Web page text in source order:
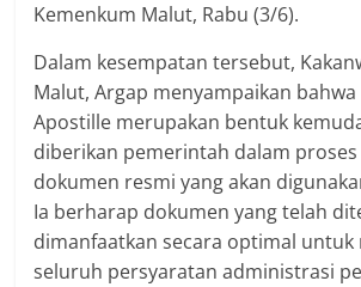
Kemenkum Malut, Rabu (3/6).
Dalam kesempatan tersebut,
Malut, Argap menyampaikan bahwa
Apostille merupakan bentuk
diberikan pemerintah dalam proses
dokumen resmi yang akan
Ia berharap dokumen yang telah
dimanfaatkan secara optimal untuk
seluruh persyaratan administrasi